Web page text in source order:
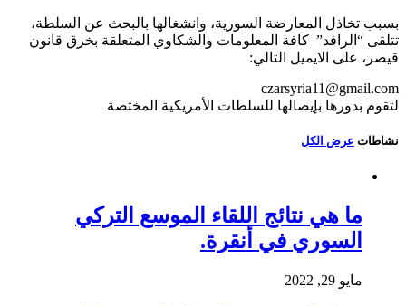
بسبب تخاذل المعارضة السورية، وانشغالها بالبحث عن السلطة،
تتلقى “الرافد” كافة المعلومات والشكاوي المتعلقة بخرق قانون
قيصر، على الايميل التالي:
czarsyria11@gmail.com
لتقوم بدورها بإيصالها للسلطات الأمريكية المختصة
نشاطات عرض الكل
ما هي نتائج اللقاء الموسع التركي
السوري في أنقرة.
مايو 29, 2022